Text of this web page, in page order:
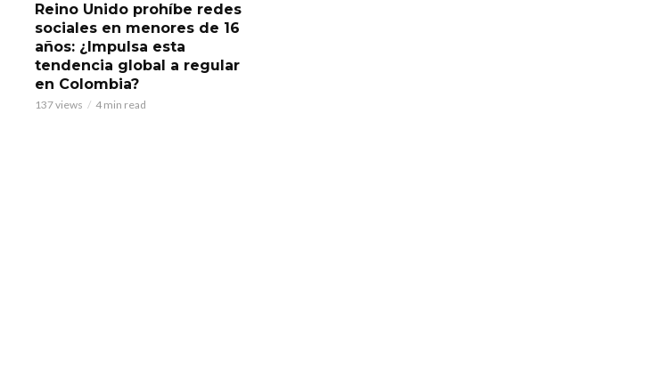
Reino Unido prohíbe redes
sociales en menores de 16
años: ¿Impulsa esta
tendencia global a regular
en Colombia?
137 views 4 min read